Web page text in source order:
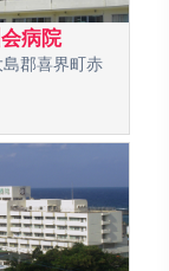
病院
島郡喜界町赤